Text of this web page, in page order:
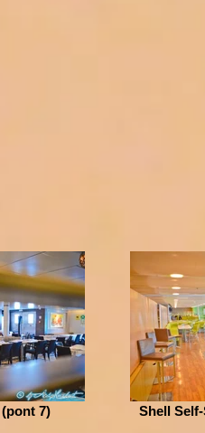
7) Shell